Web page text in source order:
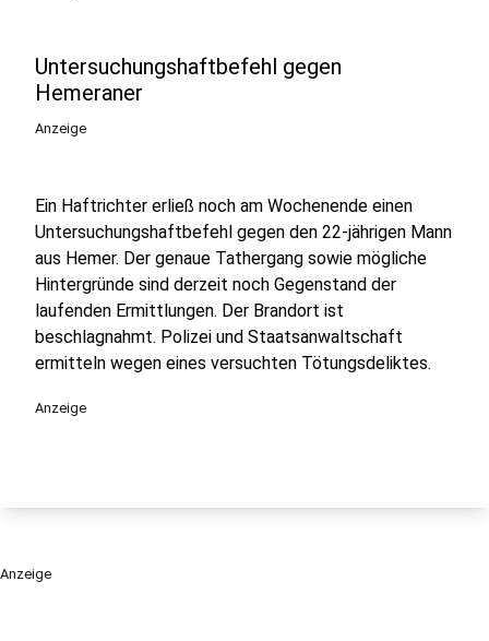
Untersuchungshaftbefehl gegen
Hemeraner
Anzeige
Ein Haftrichter erließ noch am Wochenende einen
Untersuchungshaftbefehl gegen den 22-jährigen Mann
aus Hemer. Der genaue Tathergang sowie mögliche
Hintergründe sind derzeit noch Gegenstand der
laufenden Ermittlungen. Der Brandort ist
beschlagnahmt. Polizei und Staatsanwaltschaft
ermitteln wegen eines versuchten Tötungsdeliktes.
Anzeige
Anzeige